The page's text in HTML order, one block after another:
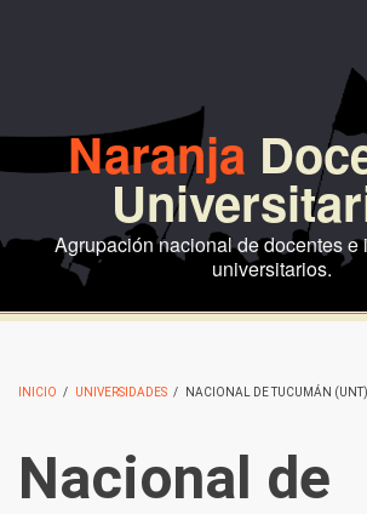
Naranja
Agrupación nacional de docentes e
universitarios.
INICIO / UNIVERSIDADES / NACIONAL DE TUCUMÁN (UNT)
Nacional de